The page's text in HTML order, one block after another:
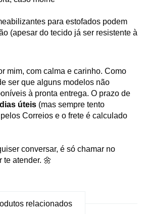
para estofados podem
(apesar do tecido já ser resistente à
mim, com calma e carinho. Como
ser que alguns modelos não
à pronta entrega. O prazo de
úteis (mas sempre tento
Correios e o frete é calculado
conversar, é só chamar no
te atender. 🌼
relacionados